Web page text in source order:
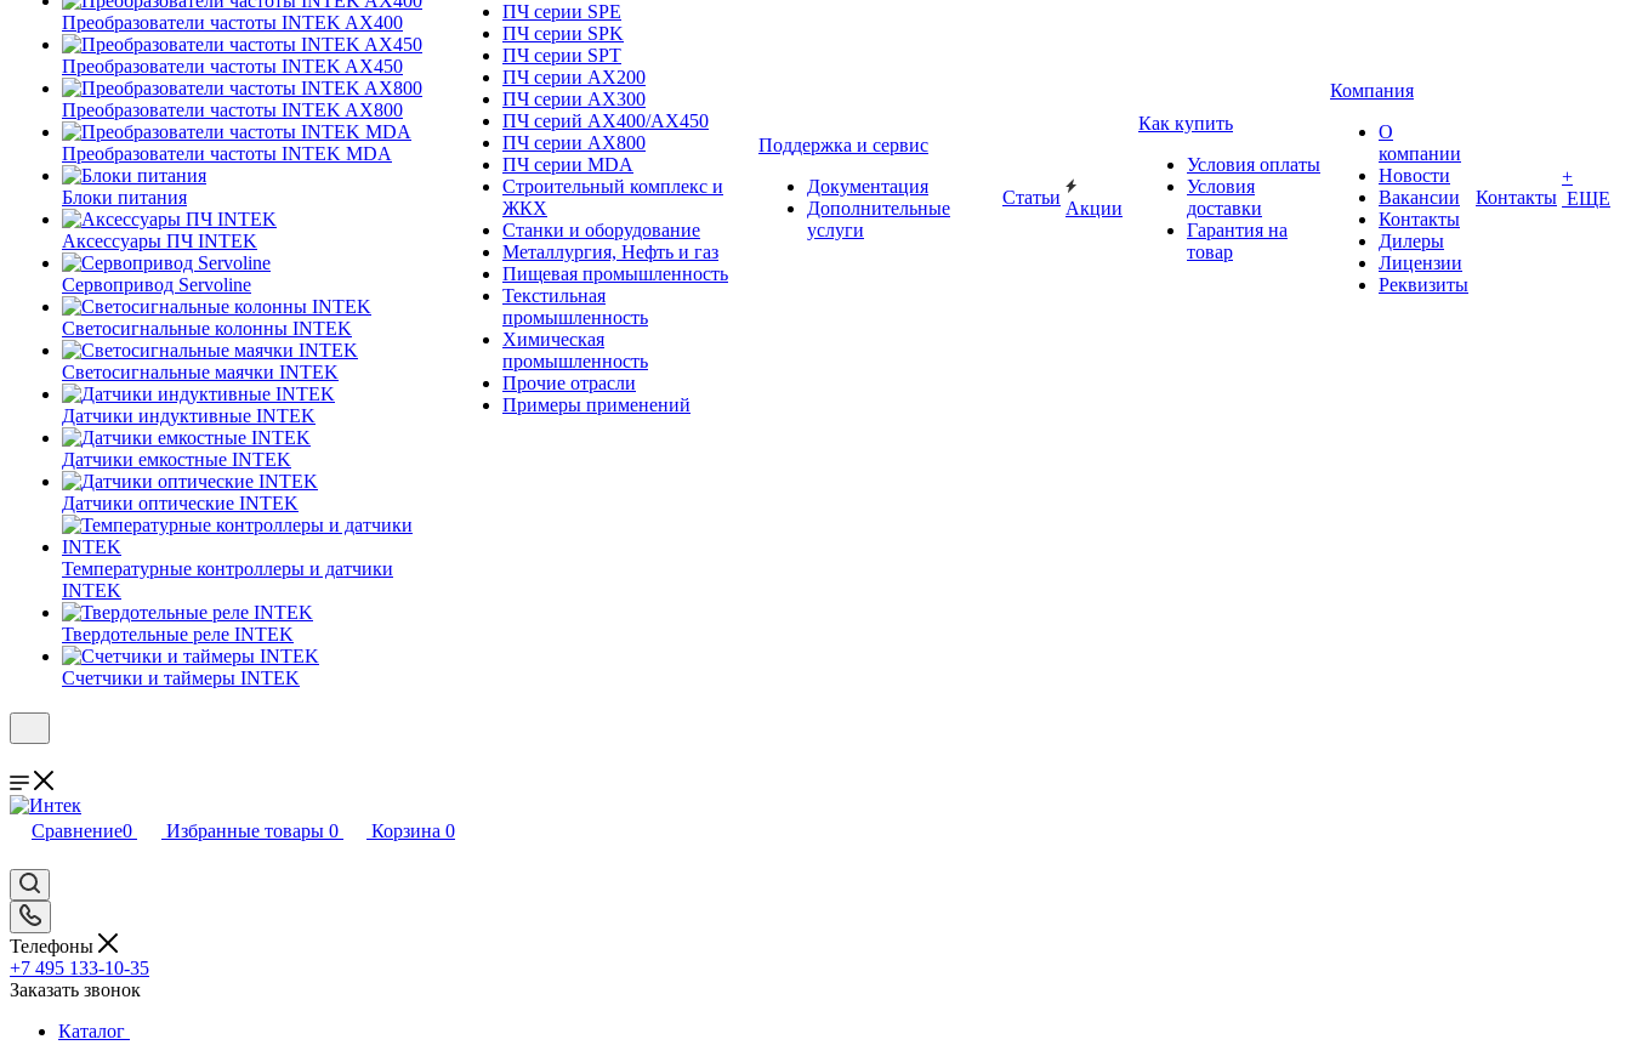
Преобразователи частоты INTEK AX400
Преобразователи частоты INTEK AX450
Преобразователи частоты INTEK AX800
Преобразователи частоты INTEK MDA
Блоки питания
Аксессуары ПЧ INTEK
Сервопривод Servoline
Светосигнальные колонны INTEK
Светосигнальные маячки INTEK
Датчики индуктивные INTEK
Датчики емкостные INTEK
Датчики оптические INTEK
Температурные контроллеры и датчики
INTEK
Твердотельные реле INTEK
Счетчики и таймеры INTEK
ПЧ серии SPE
ПЧ серии SPK
ПЧ серии SPT
ПЧ серии AX200
ПЧ серии AX300
ПЧ серий AX400/AX450
ПЧ серии AX800
ПЧ серии MDA
Строительный комплекс и
ЖКХ
Станки и оборудование
Металлургия, Нефть и газ
Пищевая промышленность
Текстильная
промышленность
Химическая
промышленность
Прочие отрасли
Примеры применений
Поддержка и сервис
Документация
Дополнительные
услуги
Статьи
Акции
Как купить
Условия оплаты
Условия
доставки
Гарантия на
товар
Компания
О
компании
Новости
Вакансии
Контакты
Дилеры
Лицензии
Реквизиты
Контакты
+
ЕЩЕ
Сравнение0 Избранные товары 0 Корзина 0
Телефоны
+7 495 133-10-35
Заказать звонок
Каталог